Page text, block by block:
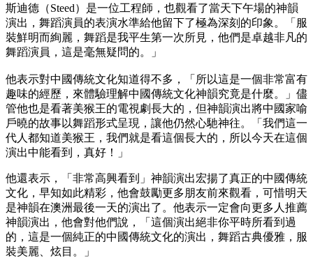
斯迪德（Steed）是一位工程師，也觀看了當天下午場的神韻
演出，舞蹈演員的表演水準給他留下了極為深刻的印象。「服
裝鮮明而絢麗，舞蹈是我平生第一次所見，他們是卓越非凡的
舞蹈演員，這是毫無疑問的。」
他表示對中國傳統文化知道得不多，「所以這是一個非常富有
趣味的經歷，來體驗理解中國傳統文化神韻究竟是什麼。」儘
管他也是看著美猴王的電視劇長大的，但神韻演出將中國家喻
戶曉的故事以舞蹈形式呈現，讓他仍然心馳神往。「我們這一
代人都知道美猴王，我們就是看這個長大的，所以今天在這個
演出中能看到，真好！」
他還表示，「非常高興看到」神韻演出宏揚了真正的中國傳統
文化，早知如此精彩，他會鼓勵更多朋友前來觀看，可惜明天
是神韻在澳洲最後一天的演出了。他表示一定會向更多人推薦
神韻演出，他會對他們說，「這個演出絕非你平時所看到過
的，這是一個純正的中國傳統文化的演出，舞蹈古典優雅，服
裝美麗、炫目。」